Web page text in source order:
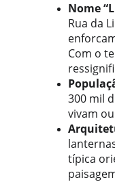
Nome
Rua da
Com o
300 mil
vivam
típica